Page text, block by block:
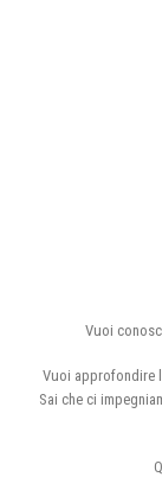
Vuoi
Vuoi approfondire
Sai che ci